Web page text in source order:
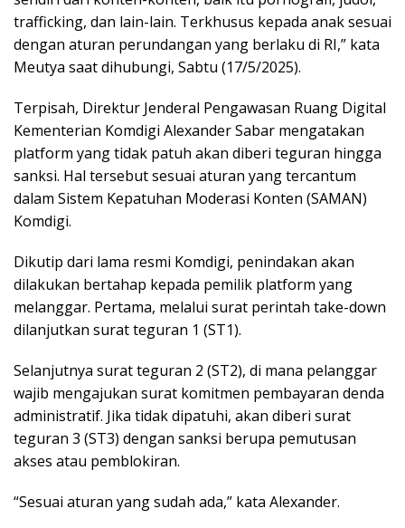
trafficking, dan lain-lain. Terkhusus kepada anak sesuai
dengan aturan perundangan yang berlaku di RI,” kata
Meutya saat dihubungi, Sabtu (17/5/2025).
Terpisah, Direktur Jenderal Pengawasan Ruang Digital
Kementerian Komdigi Alexander Sabar mengatakan
platform yang tidak patuh akan diberi teguran hingga
sanksi. Hal tersebut sesuai aturan yang tercantum
dalam Sistem Kepatuhan Moderasi Konten (SAMAN)
Komdigi.
Dikutip dari lama resmi Komdigi, penindakan akan
dilakukan bertahap kepada pemilik platform yang
melanggar. Pertama, melalui surat perintah take-down
dilanjutkan surat teguran 1 (ST1).
Selanjutnya surat teguran 2 (ST2), di mana pelanggar
wajib mengajukan surat komitmen pembayaran denda
administratif. Jika tidak dipatuhi, akan diberi surat
teguran 3 (ST3) dengan sanksi berupa pemutusan
akses atau pemblokiran.
“Sesuai aturan yang sudah ada,” kata Alexander.